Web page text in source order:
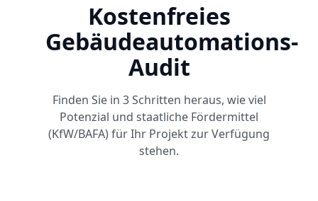
Kostenfreies
Gebäudeautomations-
Audit
Finden Sie in 3 Schritten heraus, wie viel
Potenzial und staatliche Fördermittel
(KfW/BAFA) für Ihr Projekt zur Verfügung
stehen.